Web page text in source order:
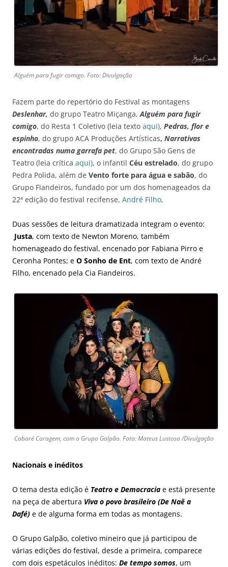
Alguém para fugir comigo. Foto: Divulgação
Fazem parte do repertório do Festival as montagens
Deslenhar, do grupo Teatro Miçanga, Alguém para fugir
comigo, do Resta 1 Coletivo (leia texto aqui), Pedras, flor e
espinho, do grupo ACA Produções Artísticas, Narrativas
encontradas numa garrafa pet, do Grupo São Gens de
Teatro (leia crítica aqui), o infantil Céu estrelado, do grupo
Pedra Polida, além de Vento forte para água e sabão, do
Grupo Fiandeiros, fundado por um dos homenageados da
22ª edição do festival recifense, André Filho,
Duas sessões de leitura dramatizada integram o evento:
Justa, com texto de Newton Moreno, também
homenageado do festival, encenado por Fabiana Pirro e
Ceronha Pontes; e O Sonho de Ent, com texto de André
Filho, encenado pela Cia Fiandeiros.
Cabaré Coragem, com o Grupo Galpão. Foto: Mateus Lustosa /Divulgação
Nacionais e inéditos
O tema desta edição é Teatro e Democracia e está presente
na peça de abertura Viva o povo brasileiro (De Naê a
Dafé) e de alguma forma em todas as montagens.
O Grupo Galpão, coletivo mineiro que já participou de
várias edições do festival, desde a primeira, comparece
com dois espetáculos inéditos: De tempo somos, um